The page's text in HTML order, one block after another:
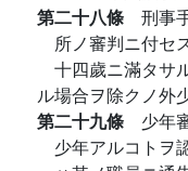
第二十八條 刑事
所ノ審判ニ付セ
十四歲ニ滿タサ
ル場合ヲ除クノ外
第二十九條 少年
少年アルコトヲ